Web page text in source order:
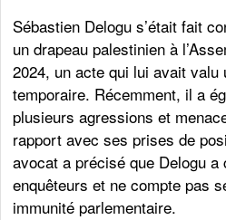
Sébastien Delogu s’était fait
un drapeau palestinien à
2024, un acte qui lui avait valu
temporaire. Récemment, il a
plusieurs agressions et
rapport avec ses prises de
avocat a précisé que Delogu a
enquêteurs et ne compte pas
immunité parlementaire.